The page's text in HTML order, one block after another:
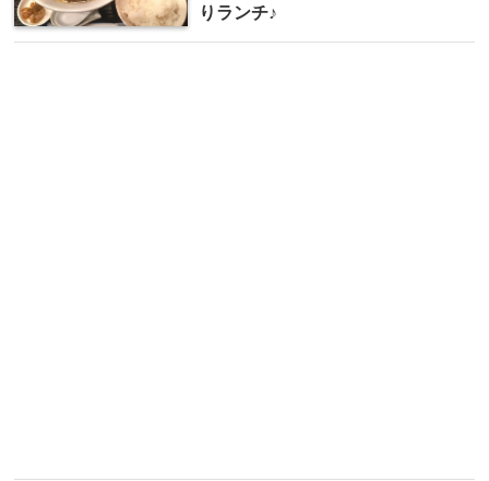
りランチ♪